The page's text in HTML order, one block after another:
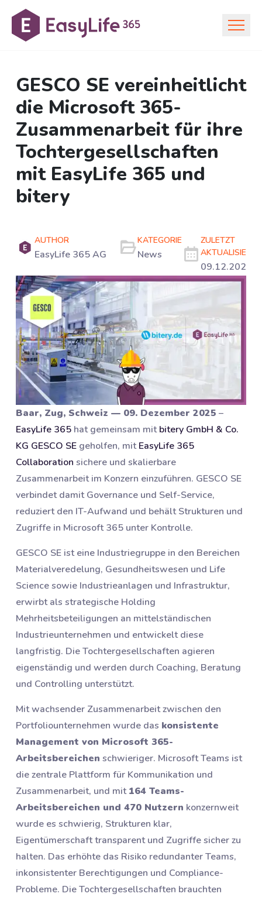
GESCO SE vereinheitlicht
die Microsoft 365-
Zusammenarbeit für ihre
Tochtergesellschaften
mit EasyLife 365 und
bitery
AUTHOR
EasyLife 365 AG
KATEGORIE
News
ZULETZT
AKTUALISIERT
09.12.2025
Baar, Zug, Schweiz — 09. Dezember 2025 –
EasyLife 365 hat gemeinsam mitbitery GmbH & Co.
KG GESCO SE geholfen, mitEasyLife 365
Collaboration sichere und skalierbare
Zusammenarbeit im Konzern einzuführen. GESCO SE
verbindet damit Governance und Self-Service,
reduziert den IT-Aufwand und behält Strukturen und
Zugriffe in Microsoft 365 unter Kontrolle.
GESCO SE ist eine Industriegruppe in den Bereichen
Materialveredelung, Gesundheitswesen und Life
Science sowie Industrieanlagen und Infrastruktur,
erwirbt als strategische Holding
Mehrheitsbeteiligungen an mittelständischen
Industrieunternehmen und entwickelt diese
langfristig. Die Tochtergesellschaften agieren
eigenständig und werden durch Coaching, Beratung
und Controlling unterstützt.
Mit wachsender Zusammenarbeit zwischen den
Portfoliounternehmen wurde das konsistente
Management von Microsoft 365-
Arbeitsbereichen schwieriger. Microsoft Teams ist
die zentrale Plattform für Kommunikation und
Zusammenarbeit, und mit164 Teams-
Arbeitsbereichen und 470 Nutzern konzernweit
wurde es schwierig, Strukturen klar,
Eigentümerschaft transparent und Zugriffe sicher zu
halten. Das erhöhte das Risiko redundanter Teams,
inkonsistenter Berechtigungen und Compliance-
Probleme. Die Tochtergesellschaften brauchten